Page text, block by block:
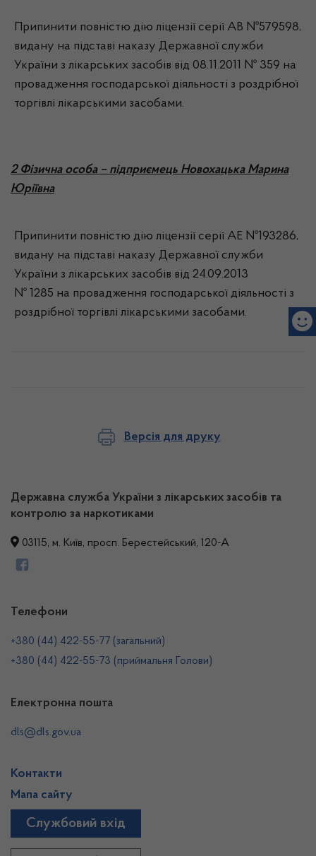
Припинити повністю дію ліцензії серії АВ №579598,
видану на підставі наказу Державної служби
України з лікарських засобів від 08.11.2011 № 359 на
провадження господарської діяльності з роздрібної
торгівлі лікарськими засобами.
2 Фізична особа – підприємець Новохацька Марина
Юріївна
Припинити повністю дію ліцензії серії АЕ №193286,
видану на підставі наказу Державної служби
України з лікарських засобів від 24.09.2013
№ 1285 на провадження господарської діяльності з
роздрібної торгівлі лікарськими засобами.
Версія для друку
Державна служба України з лікарських засобів та
контролю за наркотиками
03115, м. Київ, просп. Берестейський, 120-А
Телефони
+380 (44) 422-55-77 (загальний)
+380 (44) 422-55-73 (приймальня Голови)
Електронна пошта
dls@dls.gov.ua
Контакти
Мапа сайту
Службовий вхід